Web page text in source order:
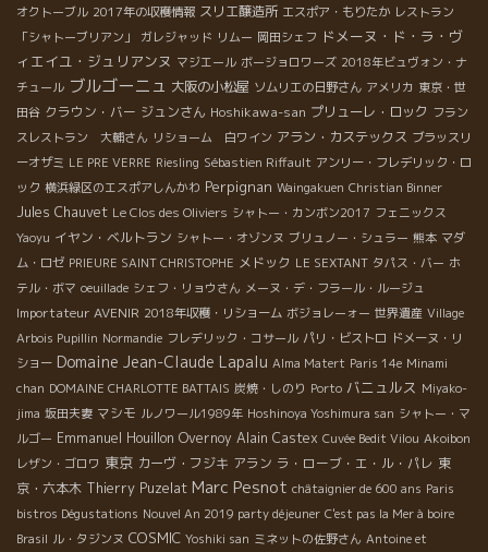
ってことに気づく。 このロゼ発泡ワインは、とびきりの食事をし
た最後にもってきたい、そんなワインです。 少し疲れた胃に流し
込んでも心地よいこと間違いなし。 早速イーストラインブースを
取り仕切る大好きな紀子姉さんに説明してもらう。 品種はガメ
イ。 場所はオーヴェルニュ。 そういえば、4月にブルターニュ
で行われたワインの祭典VINI CIRCUSでもみんなの印象に残って
いた。 オーヴェルニュが熱い！そのなかでもモーペルチュイのワ
インは皆を爽やかな気分にしていた。とっても好印象だったの
だ。 そんなこんなでフェスティヴァンは、自然派ワインを愛す
る情熱溢れる人たちの手によって大盛況に終わりました。 とにか
く楽しく幸せな時間があっという間に過ぎてゆき、それぞれのブ
派ワインの持つ力と美味しさに感心させられました。 魅了された
人たちによって魅了していく。それが幸せのサイクルとなって皆
を幸せにしていく。 そんなきっかけを沢山つくってくれたフェス
ティヴァンに感謝し、勢いづく自然派ワインの世界を、微力なが
ら、これからますます盛り上げていけたらと思います。 恵比寿ト
ロワザムール http://3amours.com/ 株式会社エスポア
http://espoa.co.jp/ イーストライン http://www.tokoseika-
group.jp/html/page5.html 飯田橋メリメロ
http://www.melimelo-web.com/ 大阪うずら屋 大阪府大阪市都島
区都島中通3-5-24 06-6927-3535 銀座オザミ
http://www.auxamis.com/ 長崎アンペキャブル
オクトーブル 2017年の収穫情報 スリエ醸造所 エスポア・もりたか レストラン
「シャトーブリアン」
ガレジャッド リムー 岡田シェフ ドメーヌ・ド・ラ・ヴ
ィエイユ・ジュリアンヌ マジエール ボージョロワーズ 2018年ビュヴォン・ナ
チュール ブルゴーニュ 大阪の小松屋 ソムリエの日野さん アメリカ 東京・世
田谷 クラウン・バー ジュンさん Hoshikawa-san プリューレ・ロック フラン
スレストラン 大輔さん リショーム 白ワイン アラン・カステックス ブラッスリ
ーオザミ LE PRE VERRE Riesling Sébastien Riffault アンリー・フレデリック・ロ
ック 横浜緑区のエスポアしんかわ Perpignan Waingakuen Christian Binner
Jules Chauvet Le Clos des Oliviers シャトー・カンボン2017 フェニックス
Yaoyu イヤン・ベルトラン シャトー・オゾンヌ ブリュノー・シュラー 熊本 マダ
ム・ロゼ PRIEURE SAINT CHRISTOPHE メドック LE SEXTANT タパス・バー ホ
テル・ボマ oeuillade シェフ・リョウさん メーヌ・デ・フラール・ルージュ
Importateur AVENIR 2018年収穫・リショーム ボジョレーォー 世界遺産 Village
Arbois Pupillin Normandie フレデリック・コサール パリ・ビストロ ドメーヌ・リ
ショー Domaine Jean-Claude Lapalu Alma Matert Paris 14e Minami
chan DOMAINE CHARLOTTE BATTAIS 炭焼・しのり Porto バニュルス Miyako-
jima 坂田夫妻 マシモ ルノワール1989年 Hoshinoya Yoshimura san シャトー・マ
ルゴー Emmanuel Houillon Overnoy Alain Castex Cuvée Bedit Vilou Akoibon
レザン・ゴロワ 東京 カーヴ・フジキ アラン ラ・ローブ・エ・ル・パレ 東
京・六本木 Thierry Puzelat Marc Pesnot châtaignier de 600 ans Paris
bistros Dégustations Nouvel An 2019 party déjeuner C'est pas la Mer à boire
Brasil ル・タジンヌ COSMIC Yoshiki san ミネットの佐野さん Antoine et